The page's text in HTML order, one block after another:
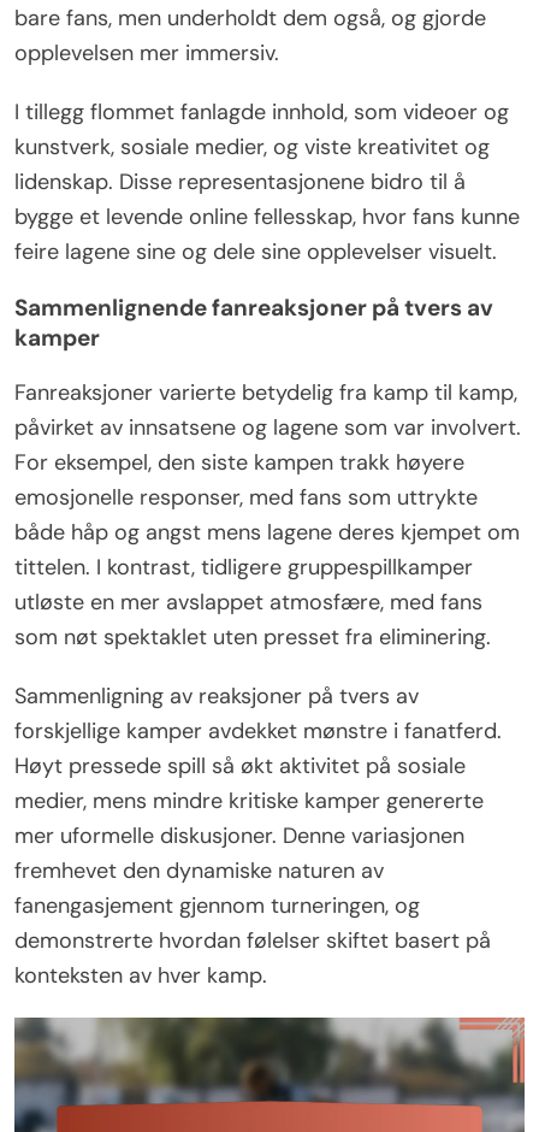
bare fans, men underholdt dem også, og gjorde
opplevelsen mer immersiv.
I tillegg flommet fanlagde innhold, som videoer og
kunstverk, sosiale medier, og viste kreativitet og
lidenskap. Disse representasjonene bidro til å
bygge et levende online fellesskap, hvor fans kunne
feire lagene sine og dele sine opplevelser visuelt.
Sammenlignende fanreaksjoner på tvers av
kamper
Fanreaksjoner varierte betydelig fra kamp til kamp,
påvirket av innsatsene og lagene som var involvert.
For eksempel, den siste kampen trakk høyere
emosjonelle responser, med fans som uttrykte
både håp og angst mens lagene deres kjempet om
tittelen. I kontrast, tidligere gruppespillkamper
utløste en mer avslappet atmosfære, med fans
som nøt spektaklet uten presset fra eliminering.
Sammenligning av reaksjoner på tvers av
forskjellige kamper avdekket mønstre i fanatferd.
Høyt pressede spill så økt aktivitet på sosiale
medier, mens mindre kritiske kamper genererte
mer uformelle diskusjoner. Denne variasjonen
fremhevet den dynamiske naturen av
fanengasjement gjennom turneringen, og
demonstrerte hvordan følelser skiftet basert på
konteksten av hver kamp.